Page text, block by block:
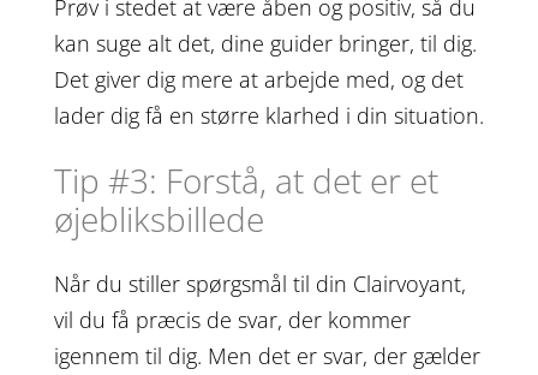
Prøv i stedet at være åben og positiv, så du
kan suge alt det, dine guider bringer, til dig.
Det giver dig mere at arbejde med, og det
lader dig få en større klarhed i din situation.
Tip #3: Forstå, at det er et
øjebliksbillede
Når du stiller spørgsmål til din Clairvoyant,
vil du få præcis de svar, der kommer
igennem til dig. Men det er svar, der gælder